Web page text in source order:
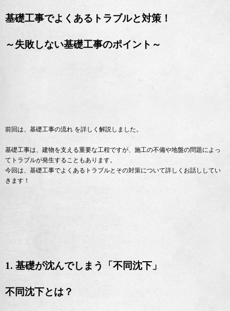
基礎工事でよくあるトラブルと対策！
～失敗しない基礎工事のポイント～
前回は、基礎工事の流れ を詳しく解説しました。
基礎工事は、建物を支える重要な工程ですが、施工の不備や地盤の問題によっ
てトラブルが発生することもあります。
今回は、基礎工事でよくあるトラブルとその対策について詳しくお話ししてい
きます！
1. 基礎が沈んでしまう「不同沈下」
不同沈下とは？